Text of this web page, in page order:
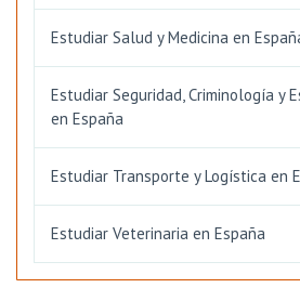
Estudiar Salud y Medicina en
Estudiar Seguridad, Criminología y
en España
Estudiar Transporte y Logística en
Estudiar Veterinaria en España